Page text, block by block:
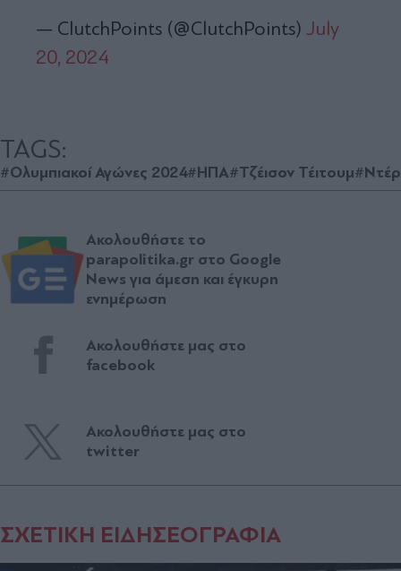
— ClutchPoints (@ClutchPoints) July
20, 2024
TAGS:
#Ολυμπιακοί Αγώνες 2024#ΗΠΑ#Τζέισον Τέιτουμ
Ακολουθήστε το
parapolitika.gr στο Google
News για άμεση και έγκυρη
ενημέρωση
Ακολουθήστε μας στο
facebook
Ακολουθήστε μας στο
twitter
ΣΧΕΤΙΚΗ ΕΙΔΗΣΕΟΓΡΑΦΙΑ